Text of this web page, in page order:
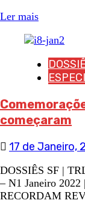
Ler mais
começaram
17 de Janeiro,
DOSSIÊS SF |
– N1 Janeiro
RECORDAM